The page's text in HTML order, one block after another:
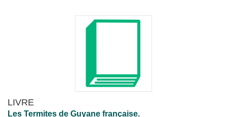
LIVRE
Les Termites de Guyane française.